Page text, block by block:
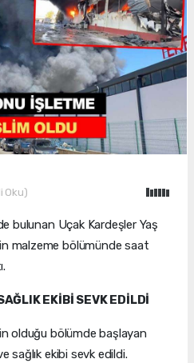
Oku)
bulunan Uçak Kardeşler Yaş
malzeme bölümünde saat
EKİBİ SEVK EDİLDİ
olduğu bölümde başlayan
sağlık ekibi sevk edildi.